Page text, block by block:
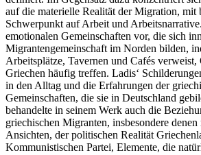
auf die materielle Realität der Migration, mit
Schwerpunkt auf Arbeit und
emotionalen Gemeinschaften vor, die sich
Migrantengemeinschaft im Norden bilden,
Arbeitsplätze, Tavernen und Cafés verweist,
Griechen häufig treffen. Ladis‘
in den Alltag und die Erfahrungen der
Gemeinschaften, die sie in Deutschland
behandelte in seinem Werk auch die
griechischen Migranten, insbesondere
Ansichten, der politischen Realität
Kommunistischen Partei, Elemente, die